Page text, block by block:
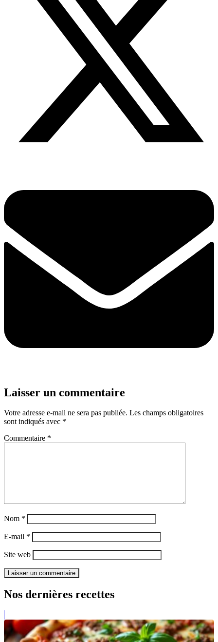
Laisser un commentaire
Votre adresse e-mail ne sera pas publiée. Les champs obligatoires
sont indiqués avec *
Commentaire *
Nom *
E-mail *
Site web
Nos dernières recettes